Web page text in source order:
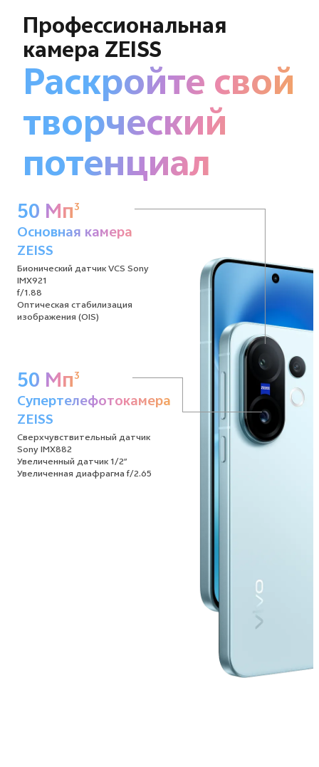
Профессиональная
камера ZEISS
Раскройте свой
творческий
потенциал
50 Мп3
Основная камера
ZEISS
Бионический датчик VCS Sony
IMX921
f/1.88
Оптическая стабилизация
изображения (OIS)
50 Мп3
Супертелефотокамера
ZEISS
Сверхчувствительный датчик
Sony IMX882
Увеличенный датчик 1/2″
Увеличенная диафрагма f/2.65
3